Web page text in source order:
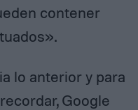
contener
lo anterior y para
Google